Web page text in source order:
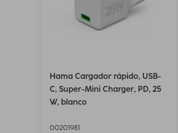
Hama Cargador rápido, USB-
C, Super-Mini Charger, PD, 25
W, blanco
00201981